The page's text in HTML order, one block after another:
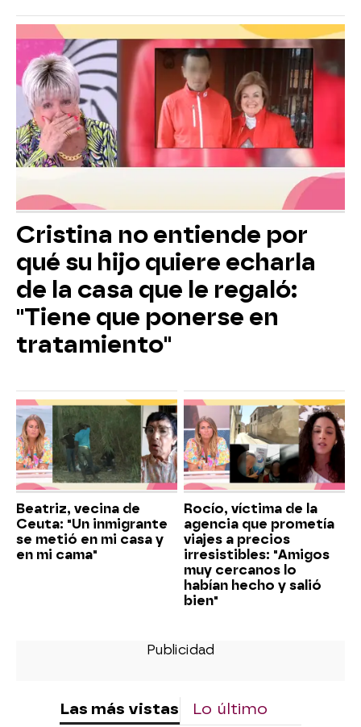
Cristina no entiende por
qué su hijo quiere echarla
de la casa que le regaló:
"Tiene que ponerse en
tratamiento"
Beatriz, vecina de
Ceuta: "Un inmigrante
se metió en mi casa y
en mi cama"
Rocío, víctima de la
agencia que prometía
viajes a precios
irresistibles: "Amigos
muy cercanos lo
habían hecho y salió
bien"
Las más vistas Lo último